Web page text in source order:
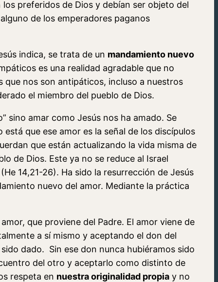
preferidos de Dios y debían ser objeto del
de los emperadores paganos
indica, se trata de un mandamiento nuevo
es una realidad agradable que no
que nos son antipáticos, incluso a nuestros
el miembro del pueblo de Dios.
sino amar como Jesús nos ha amado. Se
que ese amor es la señal de los discípulos
que están actualizando la vida misma de
de Dios. Este ya no se reduce al Israel
14,21-26). Ha sido la resurrección de Jesús
nuevo del amor. Mediante la práctica
que proviene del Padre. El amor viene de
a sí mismo y aceptando el don del
dado. Sin ese don nunca hubiéramos sido
del otro y aceptarlo como distinto de
respeta en nuestra originalidad propia y no